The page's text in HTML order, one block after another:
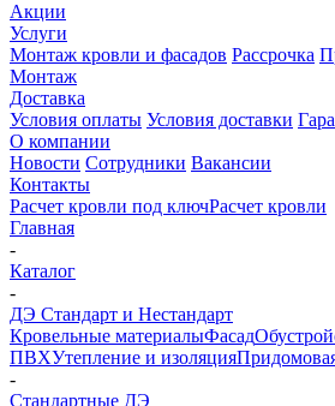
Акции
Услуги
Монтаж кровли и фасадов Рассрочка
Монтаж
Доставка
Условия оплаты Условия доставки
О компании
Новости Сотрудники Вакансии
Контакты
Расчет кровли под ключРасчет кровли
Главная
-
Каталог
-
ДЭ Стандарт и Нестандарт
Кровельные материалыФасад
ПВХУтепление и изоляция
-
Стандартные ДЭ